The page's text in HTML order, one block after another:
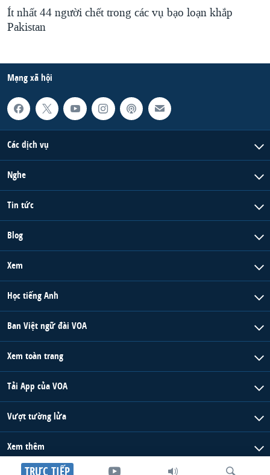
TRỰC TIẾP
Ít nhất 44 người chết trong các vụ bạo loạn khắp
Pakistan
Mạng xã hội
Các dịch vụ
Nghe
Tin tức
Blog
Xem
Học tiếng Anh
Ban Việt ngữ đài VOA
Xem toàn trang
Tải App của VOA
Vượt tường lửa
Xem thêm